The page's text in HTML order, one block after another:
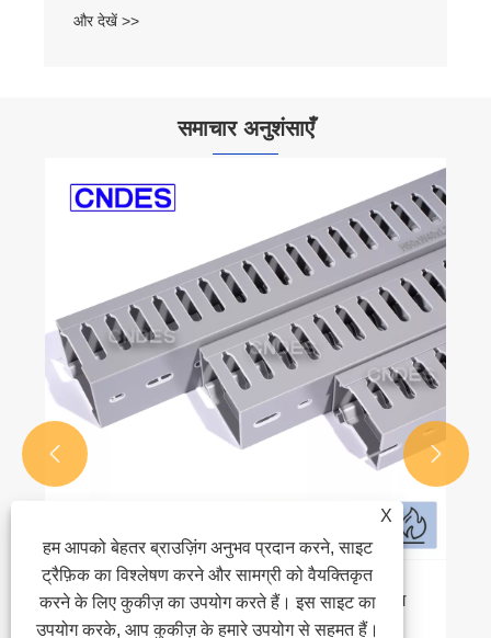
समाचार अनुशंसाएँ
पीवीसी प्लास्टिक ट्रंकिंग में सीई प्रमाणीकरण और
राष्ट्रीय मानकों के बीच क्या अंतर हैं?
और देखें >>
 
X
हम आपको बेहतर ब्राउज़िंग अनुभव प्रदान करने, साइट
ट्रैफ़िक का विश्लेषण करने और सामग्री को वैयक्तिकृत
करने के लिए कुकीज़ का उपयोग करते हैं। इस साइट का
उपयोग करके, आप कुकीज़ के हमारे उपयोग से सहमत हैं।